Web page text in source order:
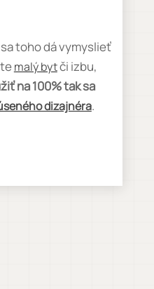
toho dá vymyslieť
malý bytči izbu,
na 100% tak sa
dizajnéra.